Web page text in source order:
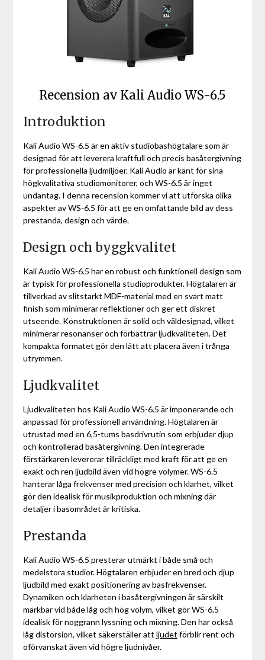
Recension av Kali Audio WS-6.5
Introduktion
Kali Audio WS-6.5 är en aktiv studiobashögtalare som är
designad för att leverera kraftfull och precis basåtergivning
för professionella ljudmiljöer. Kali Audio är känt för sina
högkvalitativa studiomonitorer, och WS-6.5 är inget
undantag. I denna recension kommer vi att utforska olika
aspekter av WS-6.5 för att ge en omfattande bild av dess
prestanda, design och värde.
Design och byggkvalitet
Kali Audio WS-6.5 har en robust och funktionell design som
är typisk för professionella studioprodukter. Högtalaren är
tillverkad av slitstarkt MDF-material med en svart matt
finish som minimerar reflektioner och ger ett diskret
utseende. Konstruktionen är solid och väldesignad, vilket
minimerar resonanser och förbättrar ljudkvaliteten. Det
kompakta formatet gör den lätt att placera även i trånga
utrymmen.
Ljudkvalitet
Ljudkvaliteten hos Kali Audio WS-6.5 är imponerande och
anpassad för professionell användning. Högtalaren är
utrustad med en 6,5-tums basdrivrutin som erbjuder djup
och kontrollerad basåtergivning. Den integrerade
förstärkaren levererar tillräckligt med kraft för att ge en
exakt och ren ljudbild även vid högre volymer. WS-6.5
hanterar låga frekvenser med precision och klarhet, vilket
gör den idealisk för musikproduktion och mixning där
detaljer i basområdet är kritiska.
Prestanda
Kali Audio WS-6.5 presterar utmärkt i både små och
medelstora studior. Högtalaren erbjuder en bred och djup
ljudbild med exakt positionering av basfrekvenser.
Dynamiken och klarheten i basåtergivningen är särskilt
märkbar vid både låg och hög volym, vilket gör WS-6.5
idealisk för noggrann lyssning och mixning. Den har också
låg distorsion, vilket säkerställer att ljudet förblir rent och
oförvanskat även vid högre ljudnivåer.